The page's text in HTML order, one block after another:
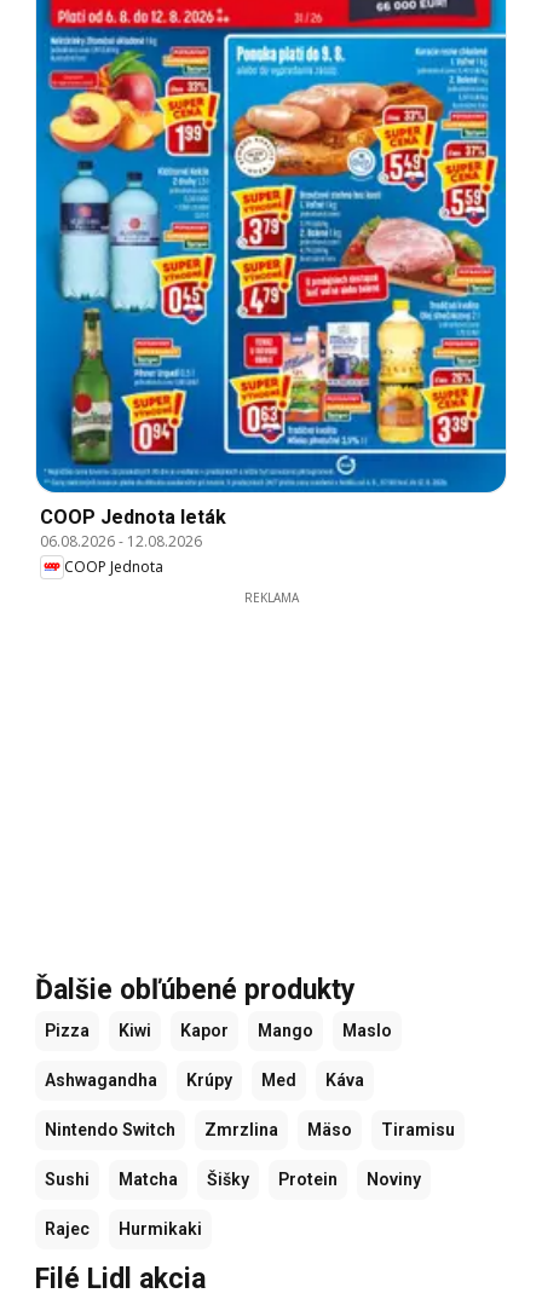
COOP Jednota leták
06.08.2026- 12.08.2026
COOP Jednota
REKLAMA
Ďalšie obľúbené produkty
Pizza Kiwi Kapor Mango Maslo
Ashwagandha Krúpy Med Káva
Nintendo Switch Zmrzlina Mäso Tiramisu
Sushi Matcha Šišky Protein Noviny
Rajec Hurmikaki
Filé Lidl akcia